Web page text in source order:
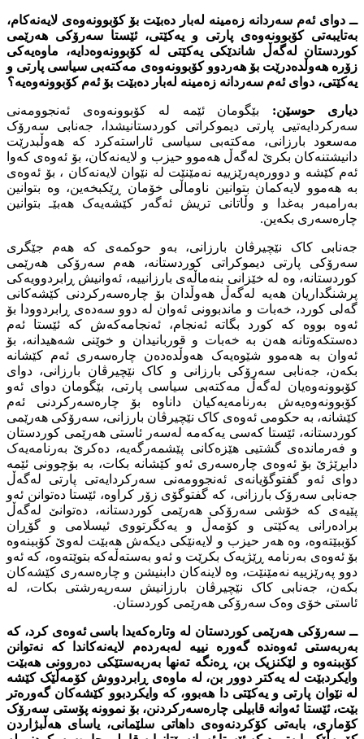
ــ دواى ئەم سەردانە زەمینە لەبار دەبێت بۆ کۆبوونەوەى لایەنەکام،
بەتایبەتى کۆبوونەوەى پارتى و یەکێتى، ئێستا سەرۆکى هەرێمى
کوردستان لەگەڵ شاندێکى یەکێتى لە کۆبوونەوەدایە، ماوەیەکى
زۆرە هەوڵدەدرێت بۆ هەردوو کۆبوونەوەى مەکتەبى سیاسى پارتى و
یەکێتى، دواى ئەم سەردانە زەمینە لەبار دەبێت بۆ ئەم کۆبوونەوەیە؟
دیارى حوسێن: بێگومان ئێمە لە کۆبوونەوەى ئەنجوومەنى
سەرکردایەتیى پارتى دیموکراتى کوردستانیشدا، جەنابى سەرۆک
مەسعود بارزانى، مەکتەبى سیاسى ئاراستەکرد کە هەوڵبدرێت
دانیشتنەکان بکرێ لەگەڵ هەموو حیزب و لایەنەکان، بۆ ئەوەى کەوا
ئەم کێشە و دوورەپەرێزییە نەمێنێت لە نێوان لایەنەکان ، بۆ ئەوەى
بە هەموو لایەکمان بتوانین ناوماڵى خۆمان ڕێکبخەین، وە بتوانین
بەرامبەر بەغدا و وڵاتانى تریش ئەگەر کێشەیەک هەبێـ بتوانین
چارەسەرى بکەین.
جەنابى کاک نێچیرڤان بارزانى، بەو حوکمەى کە هەم جێگرى
سەرۆکى پارتى دیموکراتى کوردستانە، هەم سەرۆکى هەرێمى
کوردستانە، وە لە خێزانى بنەماڵەى بارزانییە، ئەوانیش ڕابردوویەکى
پرشنگداریان هەیە لەگەڵ هەوڵدان بۆ چارەسەرکردنى کێشەکانى
گەلى کورد، خەبات و ماندبوونى ئەوان لە دوو سەدەى ڕابردوودا بۆ
ئەوە بووە کە کورد بگاتە ئەنجام، ئەنجامەکەش کە ئێستا ئەم
دەستکەوتانە هەن بە خەبات و قوربانیدان و خوێنى شەهیدانە، بۆ
ئەوان بە هەموو شێوەیەک هەوڵدەدەن چارەسەرى ئەم کێشانە
بکەن، جەنابى سەرۆکى بارزانى و کاک نێچیرڤان بارزانى، دواى
کۆبوونەوەیان لەگەڵ مەکتەبى سیاسى پارتى، بێگومان دواى ئەو
کۆبوونەوەیەش بەرنامەیەکیان داناوە بۆ چارەسەرکردنى ئەم
کێشانە، بە حکومى ئەوەى کاک نێچیرڤان بارزانى، سەرۆکى هەرێمى
کوردستانە، ئێستا کەسى یەکەمە لەسەر ئاستى هەرێمى کوردستان
و فەرماندەى گشتیى هێزەکانى پێشمەرگەیە، دەکرێ بەرنامەیەک
دابڕێژێ بۆ ئەوەى چارەسەرى ئەو کێشانە بکات، بە بۆچوونى ئێمە
دواى ئەو گفتوگۆیانەى ئەنجوومەنى سەرکردایەتی پارتى لەگەڵ
جەنابى سەرۆک بارزانى، کە گفتوگۆى زۆر کراوە، ئێستا دەتوانن ئەو
پێیەى کە خۆشى سەرۆکى هەرێمى کوردستانە، دەتوانێ لەگەڵ
برادەرانى یەکێتى و کۆمەڵ و یەکگرتووى ئیسلامى و گۆڕان
کۆببێتەوە، وە هەر حیزب و لایەنێکى دیکەش هەبێت لەوێ کۆببنەوە
بۆ ئەوەى بەرنامە ڕێژیەک بکرێت و ئەو بەستەڵەکە بتوێتەوە، کە ئەو
دوو پەرێزییە نەمێنێت، وە لاینەکان دابنیشن و چارەسەرى کێشەکان
بکەن، جەنابى کاک نێچیرڤان بارزانیش سەرپەرشتى بکات، لە
ئاستى خۆى وەک سەرۆکى هەرێمى کوردستان.
ــ سەرۆکى هەرێمى کوردستان لە وتارەکەیدا باسى ئەوەى کرد، کە
بەربەستى ئەوەندە گەورە نییە لەبەردەم لایەنەکاندا کە نەتوانن
کۆببنەوە و لێکنزیک بن، ڕەنگە تەنها بەربەستێکى دەروونى هەبێت
وایکردبێت لە یەکتر دوور بن، لە ماوەى ڕابردووش کۆمەڵێک کێشە
لە نێوان پارتى و یەکێتى دا هەبوو، کە وایکردبوو کێشەکان گەورەتر
بێت، ئێستا ئەوانە قابیلى چارەسەرکردنن، بۆ نموونە پۆستى سەرۆک
کۆمارى، بابەتى کۆکردنەوەى داهاتى سلێمانى، یاساى هەڵبژاردن